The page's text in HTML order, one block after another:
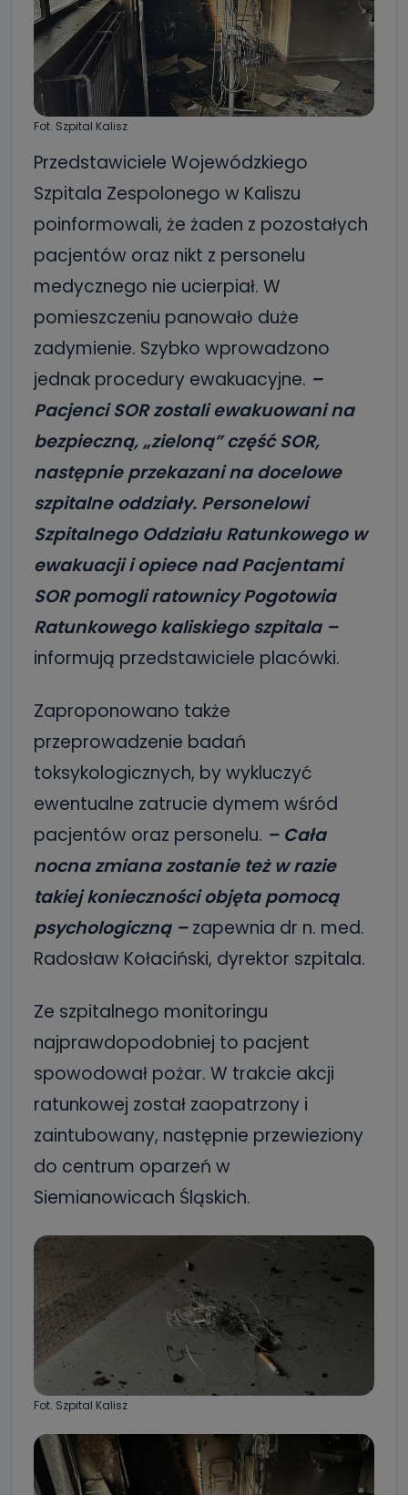
Fot. Szpital Kalisz
Przedstawiciele Wojewódzkiego
Szpitala Zespolonego w Kaliszu
poinformowali, że żaden z pozostałych
pacjentów oraz nikt z personelu
medycznego nie ucierpiał. W
pomieszczeniu panowało duże
zadymienie. Szybko wprowadzono
jednak procedury ewakuacyjne. –
Pacjenci SOR zostali ewakuowani na
bezpieczną, „zieloną” część SOR,
następnie przekazani na docelowe
szpitalne oddziały. Personelowi
Szpitalnego Oddziału Ratunkowego w
ewakuacji i opiece nad Pacjentami
SOR pomogli ratownicy Pogotowia
Ratunkowego kaliskiego szpitala –
informują przedstawiciele placówki.
Zaproponowano także
przeprowadzenie badań
toksykologicznych, by wykluczyć
ewentualne zatrucie dymem wśród
pacjentów oraz personelu. – Cała
nocna zmiana zostanie też w razie
takiej konieczności objęta pomocą
psychologiczną –zapewnia dr n. med.
Radosław Kołaciński, dyrektor szpitala.
Ze szpitalnego monitoringu
najprawdopodobniej to pacjent
spowodował pożar. W trakcie akcji
ratunkowej został zaopatrzony i
zaintubowany, następnie przewieziony
do centrum oparzeń w
Siemianowicach Śląskich.
Fot. Szpital Kalisz